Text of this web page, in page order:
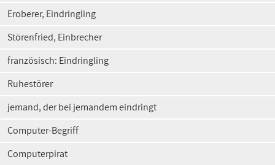
Eroberer, Eindringling
Störenfried, Einbrecher
französisch: Eindringling
Ruhestörer
jemand, der bei jemandem eindringt
Computer-Begriff
Computerpirat